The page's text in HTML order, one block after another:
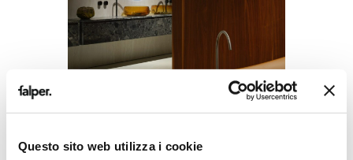
Questo sito web utilizza i cookie
ÉVOLUER POUR RESTER SOI-MÊME –